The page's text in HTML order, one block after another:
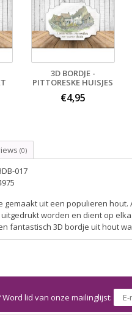
3D BORDJE -
PITTORESKE HUISJES
€4,95
(0)
017
gemaakt uit een populieren hout.
uitgedrukt worden en dient op
fantastisch 3D bordje uit hout
lid van onze mailinglijst: